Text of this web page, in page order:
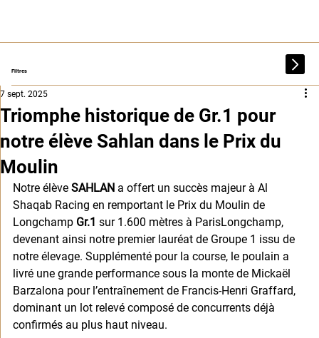
Filtres
Triomphe historique de Gr.1 pour
notre élève Sahlan dans le Prix du
Moulin
7 sept. 2025
Notre élève SAHLAN a offert un succès majeur à Al
Shaqab Racing en remportant le Prix du Moulin de
Longchamp Gr.1 sur 1.600 mètres à ParisLongchamp,
devenant ainsi notre premier lauréat de Groupe 1 issu de
notre élevage. Supplémenté pour la course, le poulain a
livré une grande performance sous la monte de Mickaël
Barzalona pour l’entraînement de Francis-Henri Graffard,
dominant un lot relevé composé de concurrents déjà
confirmés au plus haut niveau.